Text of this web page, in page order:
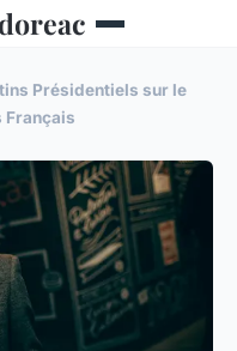
Présidentiels sur le
Français